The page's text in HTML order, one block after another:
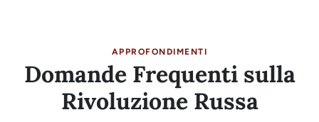
APPROFONDIMENTI
Domande Frequenti sulla
Rivoluzione Russa